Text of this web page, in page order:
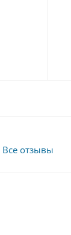
Все отзывы